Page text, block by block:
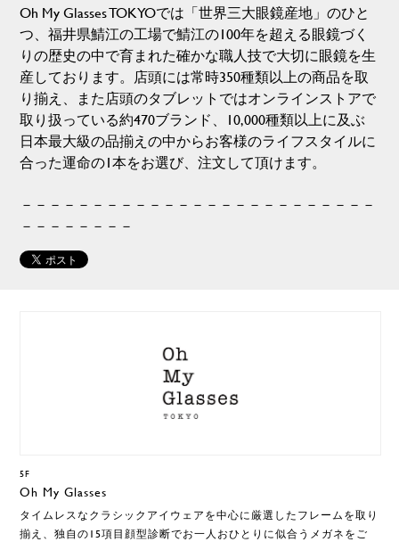
Oh My Glasses TOKYOでは「世界三大眼鏡産地」のひと
つ、福井県鯖江の工場で鯖江の100年を超える眼鏡づく
りの歴史の中で育まれた確かな職人技で大切に眼鏡を生
産しております。店頭には常時350種類以上の商品を取
り揃え、また店頭のタブレットではオンラインストアで
取り扱っている約470ブランド、10,000種類以上に及ぶ
日本最大級の品揃えの中からお客様のライフスタイルに
合った運命の1本をお選び、注文して頂けます。
－－－－－－－－－－－－－－－－－－－－－－－－－
－－－－－－－－
5F
Oh My Glasses
タイムレスなクラシックアイウェアを中心に厳選したフレームを取り
揃え、独自の15項目顔型診断でお一人おひとりに似合うメガネをご